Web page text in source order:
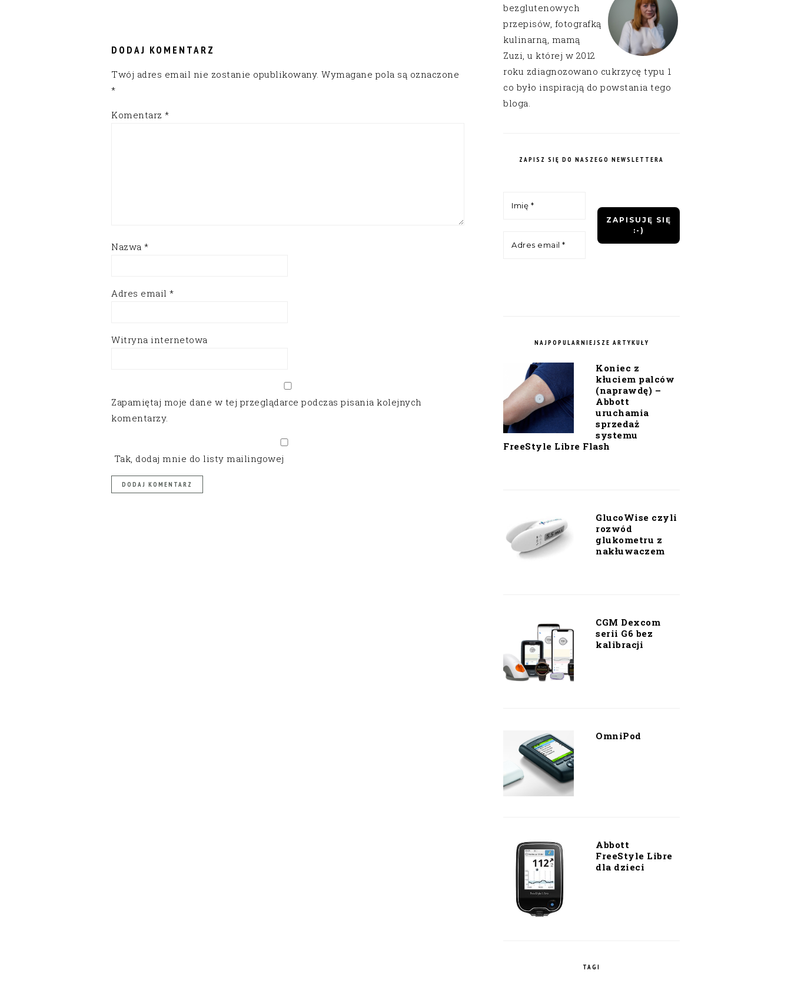
DODAJ KOMENTARZ
Twój adres email nie zostanie opublikowany. Wymagane pola są oznaczone
*
Komentarz *
Nazwa *
Adres email *
Witryna internetowa
Zapamiętaj moje dane w tej przeglądarce podczas pisania kolejnych
komentarzy.
Tak, dodaj mnie do listy mailingowej
bezglutenowych
przepisów, fotografką
kulinarną, mamą
Zuzi, u której w 2012
roku zdiagnozowano cukrzycę typu 1
co było inspiracją do powstania tego
bloga.
ZAPISZ SIĘ DO NASZEGO NEWSLETTERA
NAJPOPULARNIEJSZE ARTYKUŁY
Koniec z
kłuciem palców
(naprawdę) –
Abbott
uruchamia
sprzedaż
systemu
FreeStyle Libre Flash
GlucoWise czyli
rozwód
glukometru z
nakłuwaczem
CGM Dexcom
serii G6 bez
kalibracji
OmniPod
Abbott
FreeStyle Libre
dla dzieci
TAGI